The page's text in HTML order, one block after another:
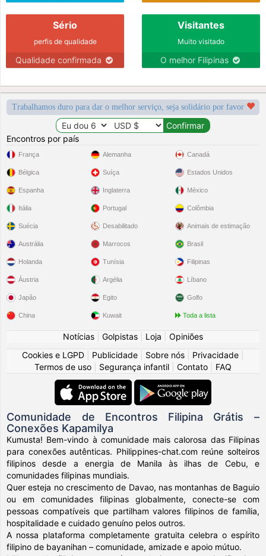
Sério
perfis de qualidade
Qualidade confirmada
Visitantes
Muito visitado
O melhor Filipinas
Trabalhamos duro para dar o melhor serviço, seja solidário por favor
Encontros por país
França
Bélgica
Espanha
Itália
Suécia
Alemanha
Suíça
Inglaterra
Portugal
Desabilitado
Canadá
Estados Unidos
México
Colômbia
Animais de estimação
Austrália
Holanda
Áustria
Japão
China
Marrocos
Tunísia
Argélia
Egito
Kuwait
Brasil
Filipinas
Líbano
Golfo
Toda a lista
Notícias Golpistas Loja
Opiniões
Cookies e LGPD
Publicidade Sobre nós Privacidade
Termos de uso
Segurança infantil Contato FAQ
Comunidade de Encontros Filipina Grátis –
Conexões Kapamilya
Kumusta! Bem-vindo à comunidade mais calorosa das Filipinas
para conexões autênticas. Philippines-chat.com reúne solteiros
filipinos desde a energia de Manila às ilhas de Cebu, e
comunidades filipinas mundiais.
Quer esteja no crescimento de Davao, nas montanhas de Baguio
ou em comunidades filipinas globalmente, conecte-se com
pessoas compatíveis que partilham valores filipinos de família,
hospitalidade e cuidado genuíno pelos outros.
A nossa plataforma completamente gratuita celebra o espírito
filipino de bayanihan – comunidade, amizade e apoio mútuo.